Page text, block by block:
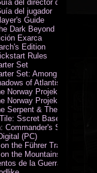
del director de juego
del jugador
Guide
Dark Beyond
Exarca
Edition
Rules
Set
Set: Among the Wolves
of Atlantis
Norway Projekt
Norway Projekt (PDF)
Serpent & The Sands
Sscret Base & Icy
Set
(PC)
the Führer Train
the Mountains of
de la Guerra Secreta